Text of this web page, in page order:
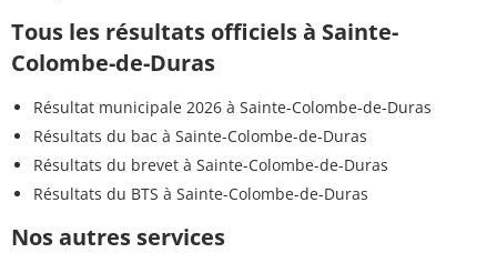
Tous les résultats officiels à Sainte-
Colombe-de-Duras
Résultat municipale 2026 à Sainte-Colombe-de-Duras
Résultats du bac à Sainte-Colombe-de-Duras
Résultats du brevet à Sainte-Colombe-de-Duras
Résultats du BTS à Sainte-Colombe-de-Duras
Nos autres services